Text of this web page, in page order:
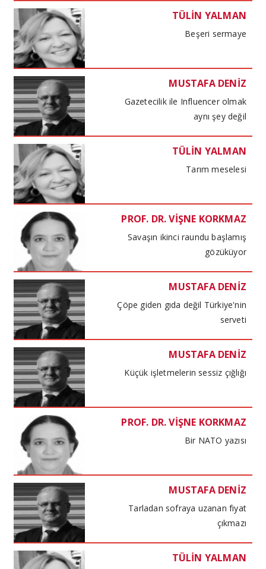
TÜLİN YALMAN
Beşeri sermaye
MUSTAFA DENİZ
Gazetecilik ile Influencer olmak
aynı şey değil
TÜLİN YALMAN
Tarım meselesi
PROF. DR. VİŞNE KORKMAZ
Savaşın ikinci raundu başlamış
gözüküyor
MUSTAFA DENİZ
Çöpe giden gıda değil Türkiye'nin
serveti
MUSTAFA DENİZ
Küçük işletmelerin sessiz çığlığı
PROF. DR. VİŞNE KORKMAZ
Bir NATO yazısı
MUSTAFA DENİZ
Tarladan sofraya uzanan fiyat
çıkmazı
TÜLİN YALMAN